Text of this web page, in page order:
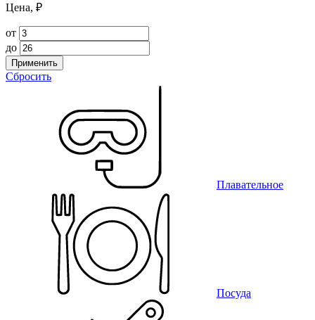
Цена, ₽
от
до
Применить
Сбросить
Плавательное
Посуда